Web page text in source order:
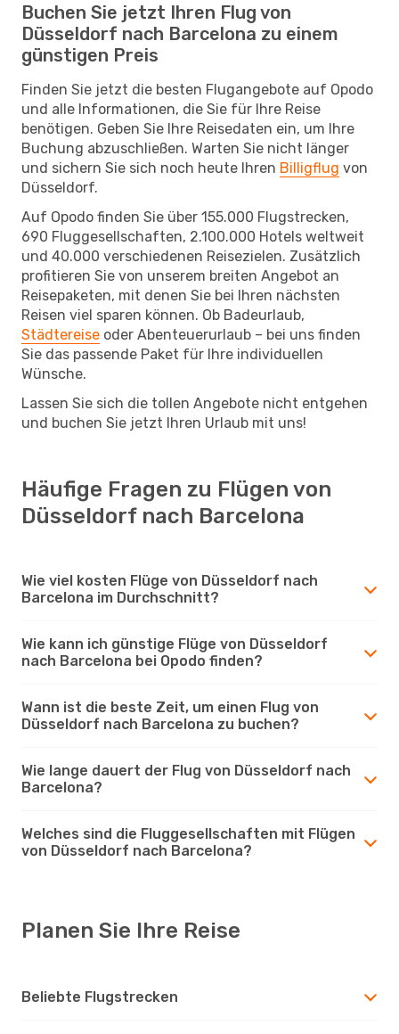
Buchen Sie jetzt Ihren Flug von
Düsseldorf nach Barcelona zu einem
günstigen Preis
Finden Sie jetzt die besten Flugangebote auf Opodo
und alle Informationen, die Sie für Ihre Reise
benötigen. Geben Sie Ihre Reisedaten ein, um Ihre
Buchung abzuschließen. Warten Sie nicht länger
und sichern Sie sich noch heute Ihren Billigflug von
Düsseldorf.
Auf Opodo finden Sie über 155.000 Flugstrecken,
690 Fluggesellschaften, 2.100.000 Hotels weltweit
und 40.000 verschiedenen Reisezielen. Zusätzlich
profitieren Sie von unserem breiten Angebot an
Reisepaketen, mit denen Sie bei Ihren nächsten
Reisen viel sparen können. Ob Badeurlaub,
Städtereise oder Abenteuerurlaub – bei uns finden
Sie das passende Paket für Ihre individuellen
Wünsche.
Lassen Sie sich die tollen Angebote nicht entgehen
und buchen Sie jetzt Ihren Urlaub mit uns!
Häufige Fragen zu Flügen von
Düsseldorf nach Barcelona
Wie viel kosten Flüge von Düsseldorf nach
Barcelona im Durchschnitt?
Wie kann ich günstige Flüge von Düsseldorf
nach Barcelona bei Opodo finden?
Wann ist die beste Zeit, um einen Flug von
Düsseldorf nach Barcelona zu buchen?
Wie lange dauert der Flug von Düsseldorf nach
Barcelona?
Welches sind die Fluggesellschaften mit Flügen
von Düsseldorf nach Barcelona?
Planen Sie Ihre Reise
Beliebte Flugstrecken